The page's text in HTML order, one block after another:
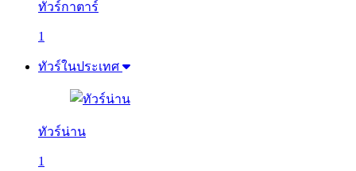
ทัวร์กาตาร์
1
ทัวร์ในประเทศ
ทัวร์น่าน
1